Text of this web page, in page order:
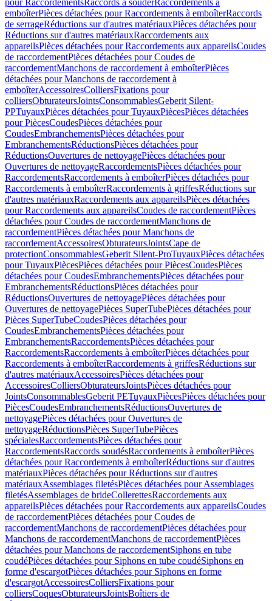
pour RaccordementsRaccords à souderRaccordements à
emboîterPièces détachées pour Raccordements à emboîterRaccords
de serrageRéductions sur d'autres matériauxPièces détachées pour
Réductions sur d'autres matériauxRaccordements aux
appareilsPièces détachées pour Raccordements aux appareilsCoudes
de raccordementPièces détachées pour Coudes de
raccordementManchons de raccordement à emboîterPièces
détachées pour Manchons de raccordement à
emboîterAccessoiresColliersFixations pour
colliersObturateursJointsConsommablesGeberit Silent-
PPTuyauxPièces détachées pour TuyauxPiècesPièces détachées
pour PiècesCoudesPièces détachées pour
CoudesEmbranchementsPièces détachées pour
EmbranchementsRéductionsPièces détachées pour
RéductionsOuvertures de nettoyagePièces détachées pour
Ouvertures de nettoyageRaccordementsPièces détachées pour
RaccordementsRaccordements à emboîterPièces détachées pour
Raccordements à emboîterRaccordements à griffesRéductions sur
d'autres matériauxRaccordements aux appareilsPièces détachées
pour Raccordements aux appareilsCoudes de raccordementPièces
détachées pour Coudes de raccordementManchons de
raccordementPièces détachées pour Manchons de
raccordementAccessoiresObturateursJointsCape de
protectionConsommablesGeberit Silent-ProTuyauxPièces détachées
pour TuyauxPiècesPièces détachées pour PiècesCoudesPièces
détachées pour CoudesEmbranchementsPièces détachées pour
EmbranchementsRéductionsPièces détachées pour
RéductionsOuvertures de nettoyagePièces détachées pour
Ouvertures de nettoyagePièces SuperTubePièces détachées pour
Pièces SuperTubeCoudesPièces détachées pour
CoudesEmbranchementsPièces détachées pour
EmbranchementsRaccordementsPièces détachées pour
RaccordementsRaccordements à emboîterPièces détachées pour
Raccordements à emboîterRaccordements à griffesRéductions sur
d'autres matériauxAccessoiresPièces détachées pour
AccessoiresColliersObturateursJointsPièces détachées pour
JointsConsommablesGeberit PETuyauxPiècesPièces détachées pour
PiècesCoudesEmbranchementsRéductionsOuvertures de
nettoyagePièces détachées pour Ouvertures de
nettoyageRéductionsPièces SuperTubePièces
spécialesRaccordementsPièces détachées pour
RaccordementsRaccords soudésRaccordements à emboîterPièces
détachées pour Raccordements à emboîterRéductions sur d'autres
matériauxPièces détachées pour Réductions sur d'autres
matériauxAssemblages filetésPièces détachées pour Assemblages
filetésAssemblages de brideCollerettesRaccordements aux
appareilsPièces détachées pour Raccordements aux appareilsCoudes
de raccordementPièces détachées pour Coudes de
raccordementManchons de raccordementPièces détachées pour
Manchons de raccordementManchons de raccordementPièces
détachées pour Manchons de raccordementSiphons en tube
coudéPièces détachées pour Siphons en tube coudéSiphons en
forme d'escargotPièces détachées pour Siphons en forme
d'escargotAccessoiresColliersFixations pour
colliersCoquesObturateursJointsBoîtiers de